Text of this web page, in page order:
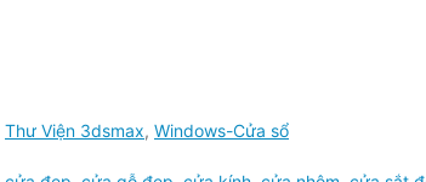
Thư Viện 3dsmax, Windows-Cửa sổ